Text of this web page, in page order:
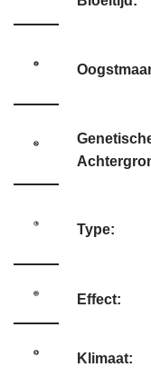
Type:
Effect:
Klimaat: